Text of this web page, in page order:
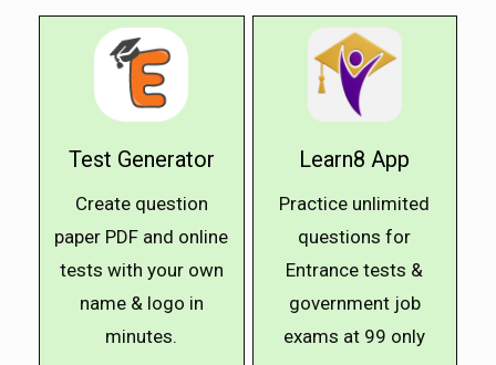
Test Generator
Create question
paper PDF and online
tests with your own
name & logo in
minutes.
Learn8 App
Practice unlimited
questions for
Entrance tests &
government job
exams at ₹99 only